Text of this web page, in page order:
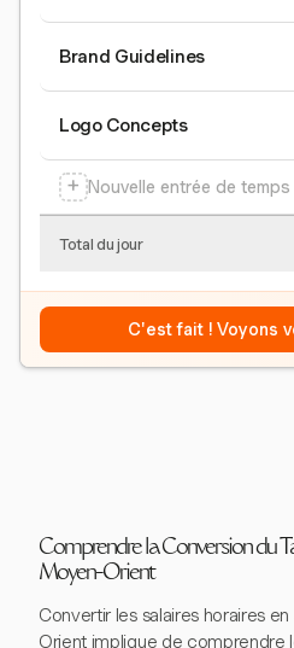
Brand Guidelines
Logo Concepts
+ Nouvelle entrée de temps
Total du jour
C'est fait ! Voyons
Comprendre la Conversion du
Moyen-Orient
Convertir les salaires horaires
Orient implique de comprendre